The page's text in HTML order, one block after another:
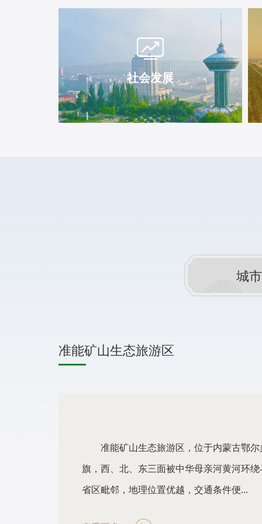
社会发展
城
库布齐沙漠神泉旅游景区
库布齐沙漠神泉旅游景区位于准格
崂湾村及托克托县黄河两岸（在托克
泉生态旅游景区），占地约3.38平方...